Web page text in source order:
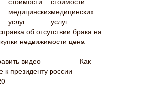
медицинских
услуг
об отсутствии брака на
недвижимости цена
Как